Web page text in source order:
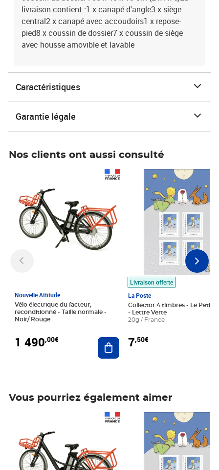
livraison contient :1 x canapé d'angle3 x siège
central2 x canapé avec accoudoirs1 x repose-
pied8 x coussin de dossier7 x coussin de siège
avec housse amovible et lavable
Caractéristiques
Garantie légale
Nos clients ont aussi consulté
Nouvelle Attitude
Vélo électrique du facteur,
reconditionné - Taille normale -
Noir/ Rouge
1 490,00€ Ajouter au panier
Livraison offerte
La Poste
Collector 4 timbres - Le Petit
- Lettre Verte
20g / France
7,50€
Prix 7,50€
Vous pourriez également aimer
Prix 7,50€